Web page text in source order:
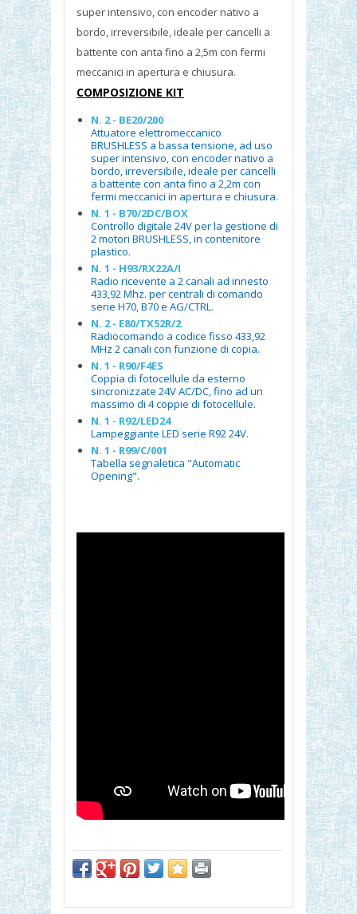
super intensivo, con encoder nativo a
bordo, irreversibile, ideale per cancelli a
battente con anta fino a 2,5m con fermi
meccanici in apertura e chiusura.
COMPOSIZIONE KIT
N. 2 - BE20/200
Attuatore elettromeccanico
BRUSHLESS a bassa tensione, ad uso
super intensivo, con encoder nativo a
bordo, irreversibile, ideale per cancelli
a battente con anta fino a 2,2m con
fermi meccanici in apertura e chiusura.
N. 1 - B70/2DC/BOX
Controllo digitale 24V per la gestione di
2 motori BRUSHLESS, in contenitore
plastico.
N. 1 - H93/RX22A/I
Radio ricevente a 2 canali ad innesto
433,92 Mhz. per centrali di comando
serie H70, B70 e AG/CTRL.
N. 2 - E80/TX52R/2
Radiocomando a codice fisso 433,92
MHz 2 canali con funzione di copia.
N. 1 - R90/F4ES
Coppia di fotocellule da esterno
sincronizzate 24V AC/DC, fino ad un
massimo di 4 coppie di fotocellule.
N. 1 - R92/LED24
Lampeggiante LED serie R92 24V.
N. 1 - R99/C/001
Tabella segnaletica "Automatic
Opening".